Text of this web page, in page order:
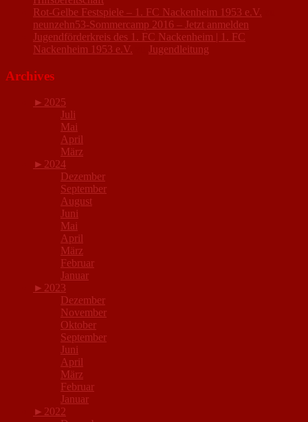
Rot-Gelbe Festspiele – 1. FC Nackenheim 1953 e.V.
neunzehn53-Sommercamp 2016 – Jetzt anmelden
Jugendförderkreis des 1. FC Nackenheim | 1. FC
Nackenheim 1953 e.V.
Jugendleitung
Archives
► 2025
Juli
Mai
April
März
► 2024
Dezember
September
August
Juni
Mai
April
März
Februar
Januar
► 2023
Dezember
November
Oktober
September
Juni
April
März
Februar
Januar
► 2022